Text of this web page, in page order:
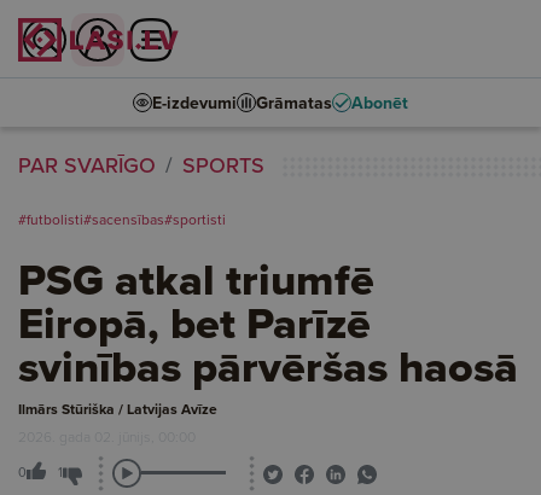
E-izdevumi Grāmatas Abonēt
PAR SVARĪGO SPORTS
#futbolisti#sacensības#sportisti
PSG atkal triumfē
Eiropā, bet Parīzē
svinības pārvēršas haosā
Ilmārs Stūriška / Latvijas Avīze
2026. gada 02. jūnijs, 00:00
0 1